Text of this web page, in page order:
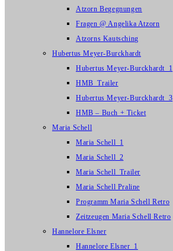
Atzorn Begegnungen
Fragen @ Angelika Atzorn
Atzorns Kautsching
Hubertus Meyer-Burckhardt
Hubertus Meyer-Burckhardt_1
HMB_Trailer
Hubertus Meyer-Burckhardt_3
HMB – Buch + Ticket
Maria Schell
Maria Schell_1
Maria Schell_2
Maria Schell_Trailer
Maria Schell Praline
Programm Maria Schell Retro
Zeitzeugen Maria Schell Retro
Hannelore Elsner
Hannelore Elsner_1